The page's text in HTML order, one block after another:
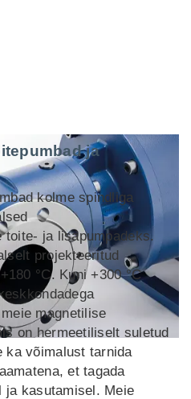
ja
kolme spindliga
ja lisapumpadeks.
projekteeritud
°C. Kuni +300 °C
magnetilise
on hermeetiliselt suletud
ka võimalust tarnida
et tagada
ja kasutamisel. Meie